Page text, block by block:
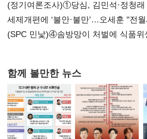
대전’
(정기여론조사)①당심, 김민석·정청
지지도 '50% 아래로'(종합)
세제개편에 ‘불안·불만’…오세훈 "전
힘들어질 것"
(SPC 민낯)④솜방망이 처벌에 식품위
함께 볼만한 뉴스